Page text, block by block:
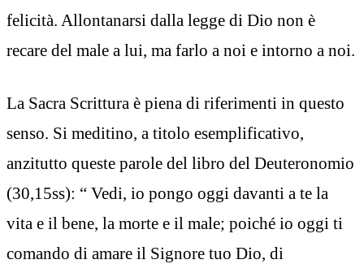
felicità. Allontanarsi dalla legge di Dio non è
recare del male a lui, ma farlo a noi e intorno a noi.
La Sacra Scrittura è piena di riferimenti in questo
senso. Si meditino, a titolo esemplificativo,
anzitutto queste parole del libro del Deuteronomio
(30,15ss): “ Vedi, io pongo oggi davanti a te la
vita e il bene, la morte e il male; poiché io oggi ti
comando di amare il Signore tuo Dio, di